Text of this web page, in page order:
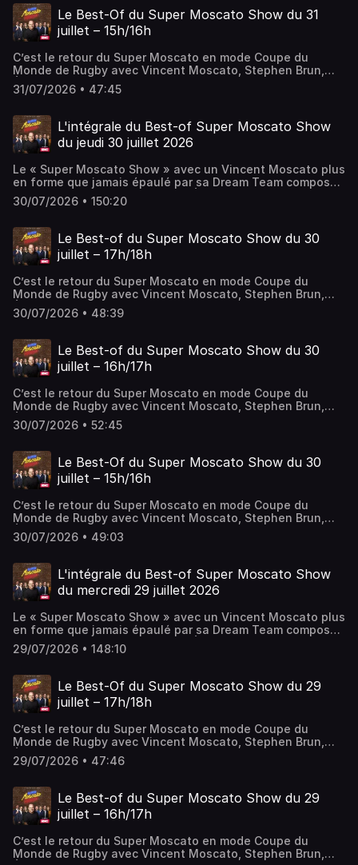
deuxième édition du Journal Moyen.
Le Best-Of du Super Moscato Show du 31
juillet – 15h/16h
C’est le retour du Super Moscato en mode Coupe du
Monde de Rugby avec Vincent Moscato, Stephen Brun,
Éric Di Meco, Denis Charvet et Marion Bartoli. Au
programme de cette première heure: les meilleurs débats
Journal Moyen.
31/07/2026 • 47:45
L'intégrale du Best-of Super Moscato Show
du jeudi 30 juillet 2026
Le « Super Moscato Show » avec un Vincent Moscato plus
en forme que jamais épaulé par sa Dream Team composée
de Pierre Dorian, Adrien Aigoin, Éric Di Meco, Denis
Charvet, Stephen Brun et de Marion Bartoli, Philippe
pourquoi ne pas en rire !
30/07/2026 • 150:20
Le Best-of du Super Moscato Show du 30
juillet – 17h/18h
C’est le retour du Super Moscato en mode Coupe du
Monde de Rugby avec Vincent Moscato, Stephen Brun,
Éric Di Meco, Denis Charvet et Marion Bartoli. Au
programme de cette dernière heure: les meilleurs débats
quizz sportif, le Kikadi.
30/07/2026 • 48:39
Le Best-of du Super Moscato Show du 30
juillet – 16h/17h
C’est le retour du Super Moscato en mode Coupe du
Monde de Rugby avec Vincent Moscato, Stephen Brun,
Éric Di Meco, Denis Charvet et Marion Bartoli. Au
programme de cette deuxième heure: les meilleurs débats
deuxième édition du Journal Moyen.
30/07/2026 • 52:45
Le Best-Of du Super Moscato Show du 30
juillet – 15h/16h
C’est le retour du Super Moscato en mode Coupe du
Monde de Rugby avec Vincent Moscato, Stephen Brun,
Éric Di Meco, Denis Charvet et Marion Bartoli. Au
programme de cette première heure: les meilleurs débats
Journal Moyen.
30/07/2026 • 49:03
L'intégrale du Best-of Super Moscato Show
du mercredi 29 juillet 2026
Le « Super Moscato Show » avec un Vincent Moscato plus
en forme que jamais épaulé par sa Dream Team composée
de Pierre Dorian, Adrien Aigoin, Éric Di Meco, Denis
Charvet, Stephen Brun et de Marion Bartoli, Philippe
pourquoi ne pas en rire !
29/07/2026 • 148:10
Le Best-Of du Super Moscato Show du 29
juillet – 17h/18h
C’est le retour du Super Moscato en mode Coupe du
Monde de Rugby avec Vincent Moscato, Stephen Brun,
Éric Di Meco, Denis Charvet et Marion Bartoli. Au
programme de cette dernière heure: les meilleurs débats
quizz sportif, le Kikadi.
29/07/2026 • 47:46
Le Best-of du Super Moscato Show du 29
juillet – 16h/17h
C’est le retour du Super Moscato en mode Coupe du
Monde de Rugby avec Vincent Moscato, Stephen Brun,